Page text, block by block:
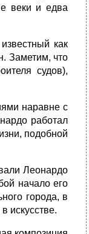
веки и едва
как
Заметим, что
судов),
наравне с
работал
подобной
Леонардо
начало его
города, в
искусстве.